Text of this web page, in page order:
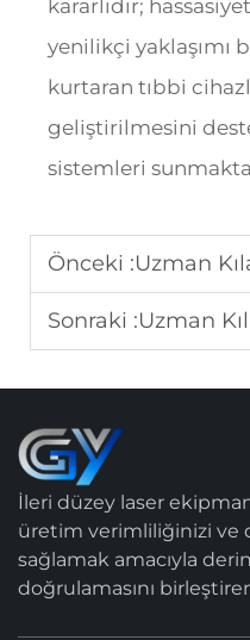
kararlıdır;
yenilikçi yaklaşımı
kurtaran tıbbi
geliştirilmesini
sistemleri
Önceki :Uzman Kılavuzu: Alüminyum İçin
Sonraki :Uzman Kılavuzu: Vaka Çalışması:
İleri düzey laser
üretim verimliliğinizi ve
sağlamak amacıyla
doğrulamasını